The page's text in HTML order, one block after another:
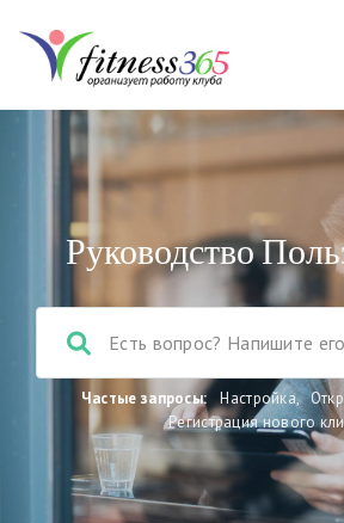
Руководство
Частые запросы: Настройка,
Регистрация нового